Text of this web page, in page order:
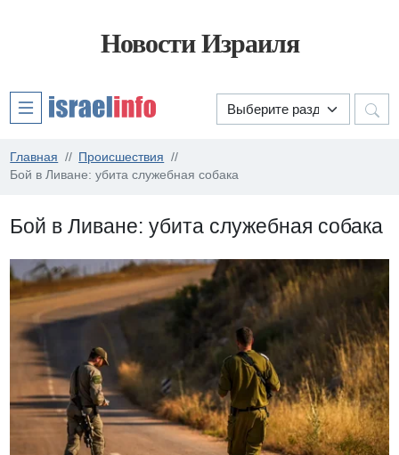
Новости Израиля
Главная
Происшествия
Бой в Ливане: убита служебная собака
Бой в Ливане: убита служебная собака